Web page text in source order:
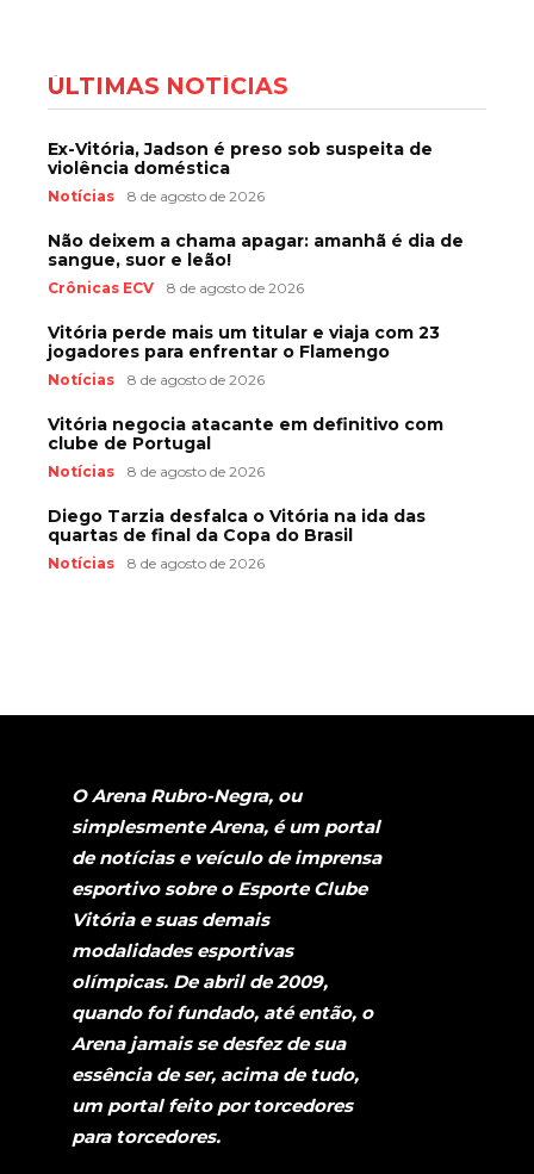
ÚLTIMAS NOTÍCIAS
Ex-Vitória, Jadson é preso sob suspeita de
violência doméstica
Notícias 8 de agosto de 2026
Não deixem a chama apagar: amanhã é dia de
sangue, suor e leão!
Crônicas ECV 8 de agosto de 2026
Vitória perde mais um titular e viaja com 23
jogadores para enfrentar o Flamengo
Notícias 8 de agosto de 2026
Vitória negocia atacante em definitivo com
clube de Portugal
Notícias 8 de agosto de 2026
Diego Tarzia desfalca o Vitória na ida das
quartas de final da Copa do Brasil
Notícias 8 de agosto de 2026
O Arena Rubro-Negra, ou
simplesmente Arena, é um portal
de notícias e veículo de imprensa
esportivo sobre o Esporte Clube
Vitória e suas demais
modalidades esportivas
olímpicas. De abril de 2009,
quando foi fundado, até então, o
Arena jamais se desfez de sua
essência de ser, acima de tudo,
um portal feito por torcedores
para torcedores.